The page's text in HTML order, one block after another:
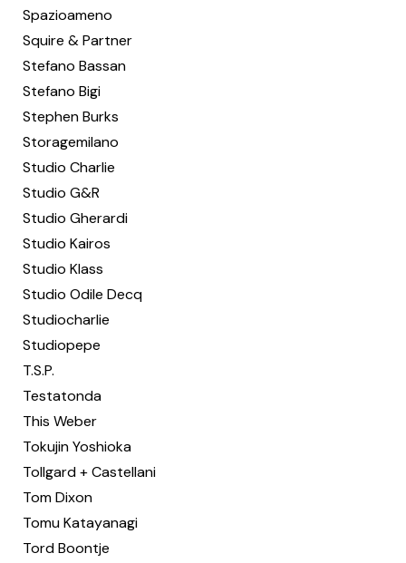
Spazioameno
Squire & Partner
Stefano Bassan
Stefano Bigi
Stephen Burks
Storagemilano
Studio Charlie
Studio G&R
Studio Gherardi
Studio Kairos
Studio Klass
Studio Odile Decq
Studiocharlie
Studiopepe
T.S.P.
Testatonda
This Weber
Tokujin Yoshioka
Tollgard + Castellani
Tom Dixon
Tomu Katayanagi
Tord Boontje